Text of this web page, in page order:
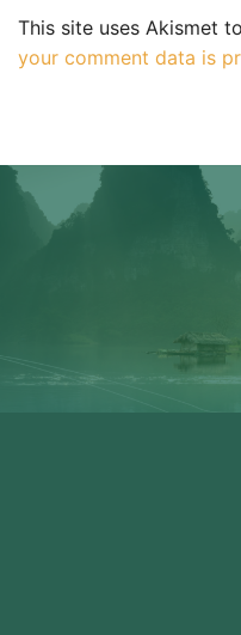
This site uses Akismet
your comment data is